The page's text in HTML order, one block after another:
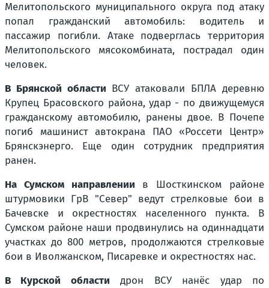
Мелитопольского муниципального округа под атаку
попал гражданский автомобиль: водитель и
пассажир погибли. Атаке подверглась территория
Мелитопольского мясокомбината, пострадал один
человек.
В Брянской области ВСУ атаковали БПЛА деревню
Крупец Брасовского района, удар - по движущемуся
гражданскому автомобилю, ранены двое. В Почепе
погиб машинист автокрана ПАО «Россети Центр»
Брянскэнерго. Еще один сотрудник предприятия
ранен.
На Сумском направлении в Шосткинском районе
штурмовики ГрВ "Север" ведут стрелковые бои в
Бачевске и окрестностях населенного пункта. В
Сумском районе наши продвинулись на одиннадцати
участках до 800 метров, продолжаются стрелковые
бои в Иволжанском, Писаревке и окрестностях нас.
В Курской области дрон ВСУ нанёс удар по